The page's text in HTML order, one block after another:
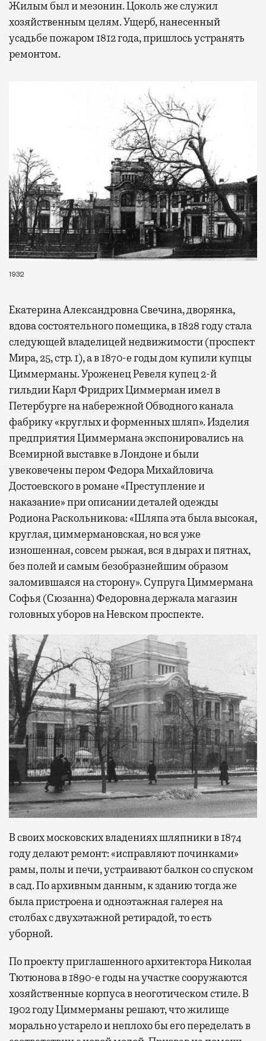
Жилым был и мезонин. Цоколь же служил
хозяйственным целям. Ущерб, нанесенный
усадьбе пожаром 1812 года, пришлось устранять
ремонтом.
1932
Екатерина Александровна Свечина, дворянка,
вдова состоятельного помещика, в 1828 году стала
следующей владелицей недвижимости (проспект
Мира, 25, стр. 1), а в 1870-е годы дом купили купцы
Циммерманы. Уроженец Ревеля купец 2-й
гильдии Карл Фридрих Циммерман имел в
Петербурге на набережной Обводного канала
фабрику «круглых и форменных шляп». Изделия
предприятия Циммермана экспонировались на
Всемирной выставке в Лондоне и были
увековечены пером Федора Михайловича
Достоевского в романе «Преступление и
наказание» при описании деталей одежды
Родиона Раскольникова: «Шляпа эта была высокая,
круглая, циммермановская, но вся уже
изношенная, совсем рыжая, вся в дырах и пятнах,
без полей и самым безобразнейшим образом
заломившаяся на сторону». Супруга Циммермана
Софья (Сюзанна) Федоровна держала магазин
головных уборов на Невском проспекте.
В своих московских владениях шляпники в 1874
году делают ремонт: «исправляют починками»
рамы, полы и печи, устраивают балкон со спуском
в сад. По архивным данным, к зданию тогда же
была пристроена и одноэтажная галерея на
столбах с двухэтажной ретирадой, то есть
уборной.
По проекту приглашенного архитектора Николая
Тютюнова в 1890-е годы на участке сооружаются
хозяйственные корпуса в неоготическом стиле. В
1902 году Циммерманы решают, что жилище
морально устарело и неплохо бы его переделать в